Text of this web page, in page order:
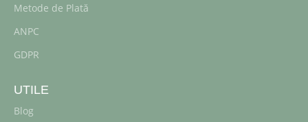
Metode de Plată
ANPC
GDPR
UTILE
Blog